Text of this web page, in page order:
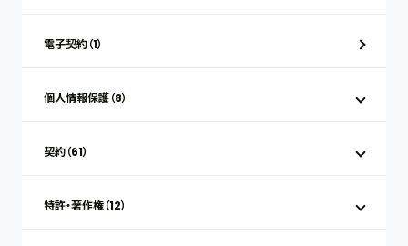
電子契約（1）
個人情報保護（8）
契約（61）
特許・著作権（12）